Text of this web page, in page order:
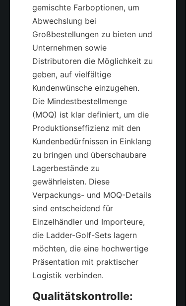
gemischte Farboptionen, um
Abwechslung bei
Großbestellungen zu bieten und
Unternehmen sowie
Distributoren die Möglichkeit zu
geben, auf vielfältige
Kundenwünsche einzugehen.
Die Mindestbestellmenge
(MOQ) ist klar definiert, um die
Produktionseffizienz mit den
Kundenbedürfnissen in Einklang
zu bringen und überschaubare
Lagerbestände zu
gewährleisten. Diese
Verpackungs- und MOQ-Details
sind entscheidend für
Einzelhändler und Importeure,
die Ladder-Golf-Sets lagern
möchten, die eine hochwertige
Präsentation mit praktischer
Qualitätskontrolle: